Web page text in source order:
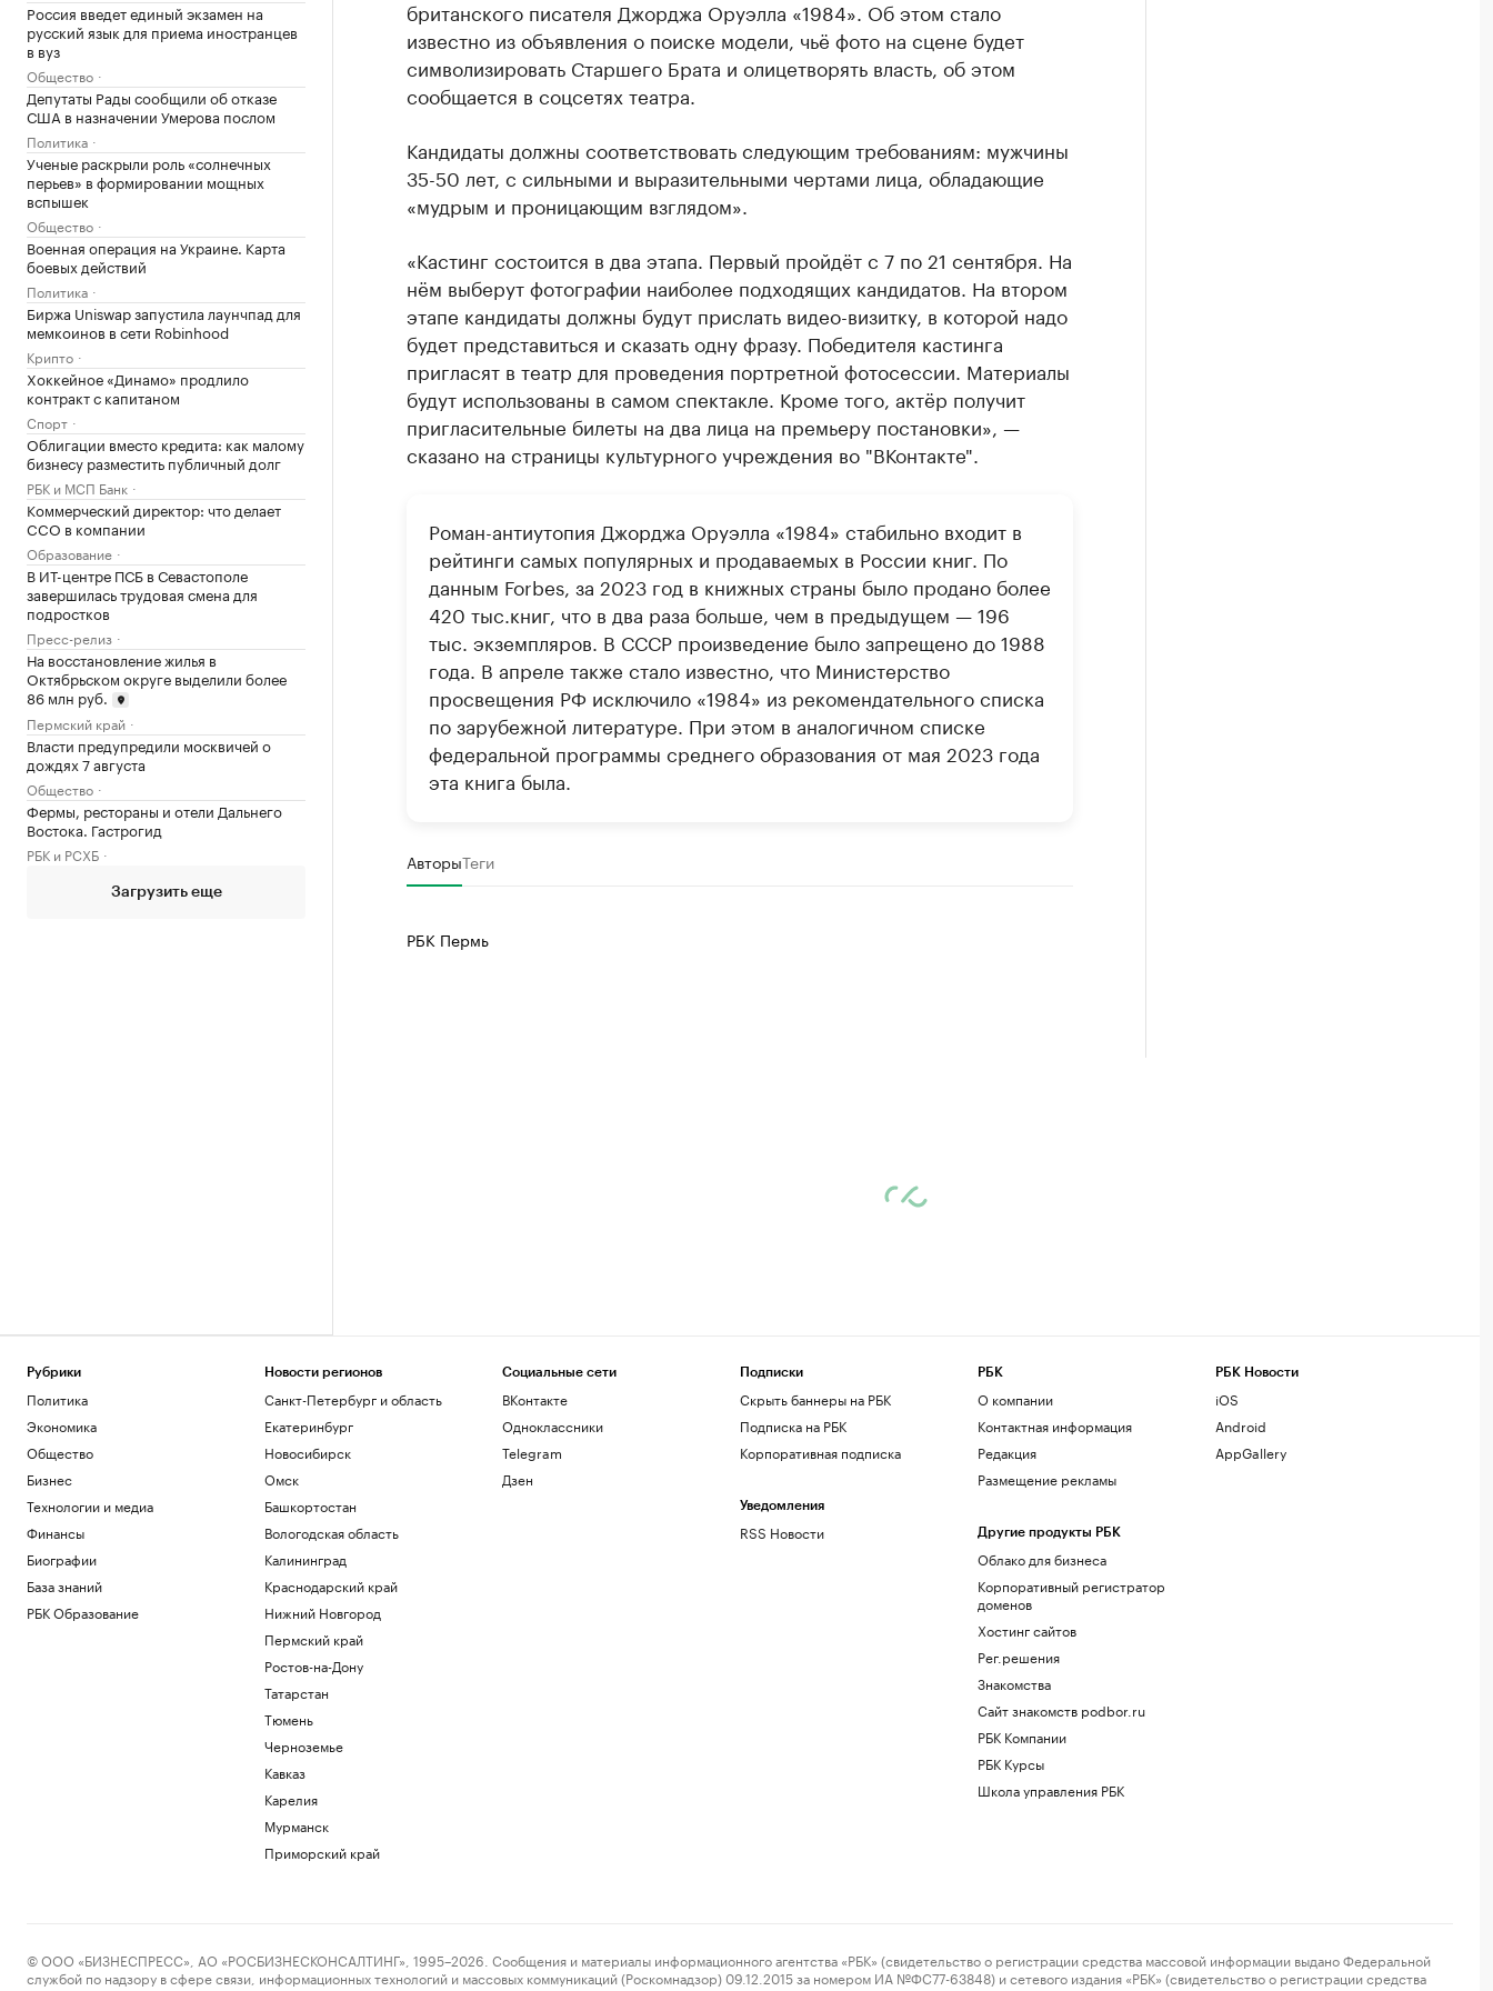
Россия введет единый экзамен на
русский язык для приема иностранцев
в вуз
Общество
Депутаты Рады сообщили об отказе
США в назначении Умерова послом
Политика
Ученые раскрыли роль «солнечных
перьев» в формировании мощных
вспышек
Общество
Военная операция на Украине. Карта
боевых действий
Политика
Биржа Uniswap запустила лаунчпад для
мемкоинов в сети Robinhood
Крипто
Хоккейное «Динамо» продлило
контракт с капитаном
Спорт
Облигации вместо кредита: как малому
бизнесу разместить публичный долг
РБК и МСП Банк
Коммерческий директор: что делает
CCO в компании
Образование
В ИТ-центре ПСБ в Севастополе
завершилась трудовая смена для
подростков
Пресс-релиз
На восстановление жилья в
Октябрьском округе выделили более
86 млн руб.
Пермский край
Власти предупредили москвичей о
дождях 7 августа
Общество
Фермы, рестораны и отели Дальнего
Востока. Гастрогид
РБК и РСХБ
Загрузить еще
британского писателя Джорджа Оруэлла «1984». Об этом стало
известно из объявления о поиске модели, чьё фото на сцене будет
символизировать Старшего Брата и олицетворять власть, об этом
сообщается в соцсетях театра.
Кандидаты должны соответствовать следующим требованиям: мужчины
35-50 лет, с сильными и выразительными чертами лица, обладающие
«мудрым и проницающим взглядом».
«Кастинг состоится в два этапа. Первый пройдёт с 7 по 21 сентября. На
нём выберут фотографии наиболее подходящих кандидатов. На втором
этапе кандидаты должны будут прислать видео-визитку, в которой надо
будет представиться и сказать одну фразу. Победителя кастинга
пригласят в театр для проведения портретной фотосессии. Материалы
будут использованы в самом спектакле. Кроме того, актёр получит
пригласительные билеты на два лица на премьеру постановки», —
сказано на страницы культурного учреждения во "ВКонтакте".
Роман-антиутопия Джорджа Оруэлла «1984» стабильно входит в
рейтинги самых популярных и продаваемых в России книг. По
данным Forbes, за 2023 год в книжных страны было продано более
420 тыс.книг, что в два раза больше, чем в предыдущем — 196
тыс. экземпляров. В СССР произведение было запрещено до 1988
года. В апреле также стало известно, что Министерство
просвещения РФ исключило «1984» из рекомендательного списка
по зарубежной литературе. При этом в аналогичном списке
федеральной программы среднего образования от мая 2023 года
эта книга была.
АвторыТеги
РБК Пермь
Рубрики
Политика
Экономика
Общество
Бизнес
Технологии и медиа
Финансы
Биографии
База знаний
РБК Образование
Новости регионов
Санкт-Петербург и область
Екатеринбург
Новосибирск
Омск
Башкортостан
Вологодская область
Калининград
Краснодарский край
Нижний Новгород
Пермский край
Ростов-на-Дону
Татарстан
Тюмень
Черноземье
Кавказ
Карелия
Мурманск
Приморский край
Социальные сети
ВКонтакте
Одноклассники
Telegram
Дзен
Подписки
Скрыть баннеры на РБК
Подписка на РБК
Корпоративная подписка
Уведомления
RSS Новости
РБК
О компании
Контактная информация
Редакция
Размещение рекламы
Другие продукты РБК
Облако для бизнеса
Корпоративный регистратор
доменов
Хостинг сайтов
Рег.решения
Знакомства
Сайт знакомств podbor.ru
РБК Компании
РБК Курсы
Школа управления РБК
РБК Новости
iOS
Android
AppGallery
© ООО «БИЗНЕСПРЕСС», АО «РОСБИЗНЕСКОНСАЛТИНГ», 1995–2026. Сообщения и материалы информационного агентства «РБК» (свидетельство о регистрации средства массовой информации выдано Федеральной
службой по надзору в сфере связи, информационных технологий и массовых коммуникаций (Роскомнадзор) 09.12.2015 за номером ИА №ФС77-63848) и сетевого издания «РБК» (свидетельство о регистрации средства